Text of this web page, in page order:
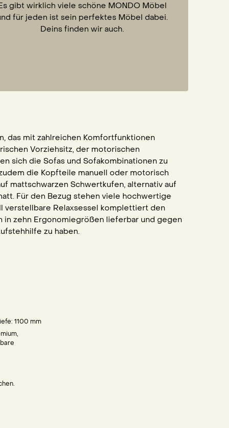
gibt wirklich viele schöne MONDO Möbel
für jeden ist sein perfektes Möbel dabei.
Deins finden wir auch.
das mit zahlreichen Komfortfunktionen
Vorziehsitz, der motorischen
sich die Sofas und Sofakombinationen zu
die Kopfteile manuell oder motorisch
mattschwarzen Schwertkufen, alternativ auf
Für den Bezug stehen viele hochwertige
verstellbare Relaxsessel komplettiert den
zehn Ergonomiegrößen lieferbar und gegen
zu haben.
1100 mm